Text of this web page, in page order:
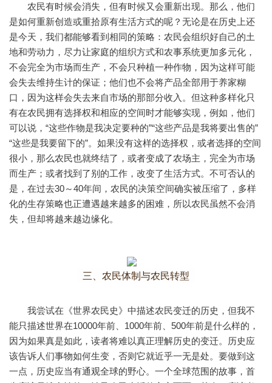
农民有时候会消失，但有时候又会重新出现。那么，他们
是如何重新创造或重拾原有生活方式的呢？无论是在历史上还
是今天，我们都能够看到相同的策略：农民会组织好自己的土
地和劳动力，尽力让家庭的组织方式和农事系统更加多元化，
不会完全为市场而生产，不会只种植一种作物，因为这样可能
会失去维持生计的保证；他们也不会将产品全部用于养家糊
口，因为这样会失去来自市场的那部分收入。但这种多样化只
有在农民拥有选择权和相应的空间时才能够实现，例如，他们
可以说，“这些作物是我决定要种的”“这些产品是我将要出售的”
“这些是我要留下的”。如果没有这样的选择权，或者选择的空间
很小，那么农民也就终结了，或者变成了农场主，完全为市场
而生产；或者找到了别的工作，改变了生活方式。不可否认的
是，在过去30～40年间，农民的决策空间确实被压缩了，多样
化的生存策略也正遭遇越来越多的困难，所以农民虽然不会消
失，但却将越来越边缘化。
三、农民体制与农民转型
我尝试在《世界农民史》中描述农民变迁的历史，但我不
能只描述世界在10000年前、1000年前、500年前是什么样的，
因为如果真是如此，读者将难以真正理解历史的变迁。历史应
该告诉人们事物如何生变，否则它就近乎一无是处。要做到这
一点，历史应当有通观全球的野心。一个全球范围的故事，首